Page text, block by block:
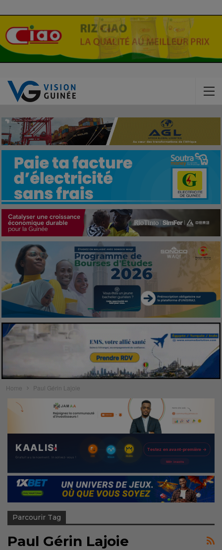
Home Paul Gérin Lajoie
Parcourir Tag
Paul Gérin Lajoie